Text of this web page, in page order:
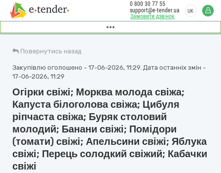
Замовити дзвінок
0 800 30 77 55
support@e-tender.ua
UK
Повернутись назад
Закупівлю оголошено - 17-06-2026, 11:29. Дата останніх змін -
17-06-2026, 11:29
Огірки свіжі; Морква молода свіжа;
Капуста білоголова свіжа; Цибуля
ріпчаста свіжа; Буряк столовий
молодий; Банани свіжі; Помідори
(томати) свіжі; Апельсини свіжі; Яблука
свіжі; Перець солодкий свіжий; Кабачки
свіжі